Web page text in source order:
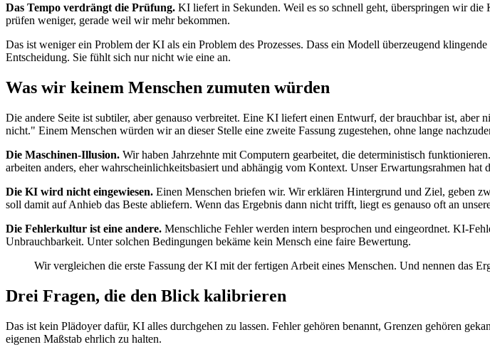
Das Tempo verdrängt die Prüfung. KI liefert in Sekunden. Weil es so schnell geht, überspringen wir
prüfen weniger, gerade weil wir mehr bekommen.
Das ist weniger ein Problem der KI als ein Problem des Prozesses. Dass ein Modell überzeugend
Entscheidung. Sie fühlt sich nur nicht wie eine an.
Was wir keinem Menschen zumuten würden
Die andere Seite ist subtiler, aber genauso verbreitet. Eine KI liefert einen Entwurf, der brauchbar ist,
nicht." Einem Menschen würden wir an dieser Stelle eine zweite Fassung zugestehen, ohne lange
Die Maschinen-Illusion. Wir haben Jahrzehnte mit Computern gearbeitet, die deterministisch
arbeiten anders, eher wahrscheinlichkeitsbasiert und abhängig vom Kontext. Unser Erwartungsrahmen hat
Die KI wird nicht eingewiesen. Einen Menschen briefen wir. Wir erklären Hintergrund und Ziel, geben
soll damit auf Anhieb das Beste abliefern. Wenn das Ergebnis dann nicht trifft, liegt es genauso oft an
Die Fehlerkultur ist eine andere. Menschliche Fehler werden intern besprochen und eingeordnet. KI-
Unbrauchbarkeit. Unter solchen Bedingungen bekäme kein Mensch eine faire Bewertung.
Wir vergleichen die erste Fassung der KI mit der fertigen Arbeit eines Menschen. Und nennen das
Drei Fragen, die den Blick kalibrieren
Das ist kein Plädoyer dafür, KI alles durchgehen zu lassen. Fehler gehören benannt, Grenzen gehören
eigenen Maßstab ehrlich zu halten.